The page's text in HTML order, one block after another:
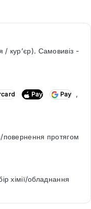
/ кур’єр). Самовивіз -
Pay Pay
,
повернення протягом
хімії/обладнання